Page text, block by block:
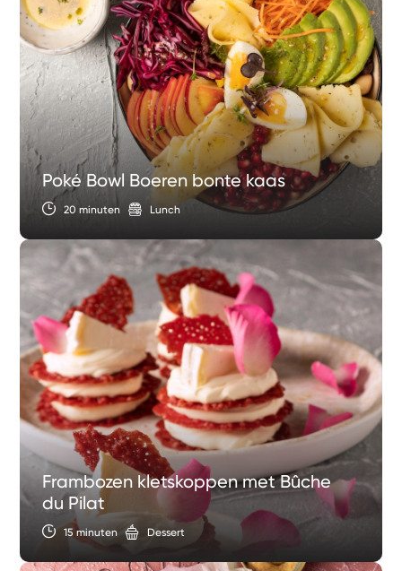
Poké Bowl Boeren bonte kaas
20 minuten Lunch
Frambozen kletskoppen met Bûche
du Pilat
15 minuten Dessert